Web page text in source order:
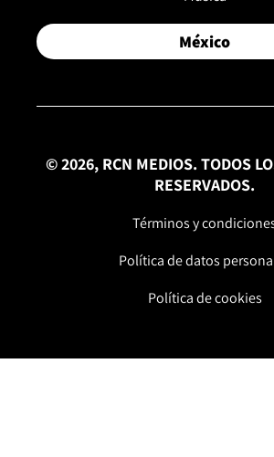
México
© 2026, RCN MEDIOS. TODOS
RESERVADOS.
Términos y
Política de datos
Política de cookies